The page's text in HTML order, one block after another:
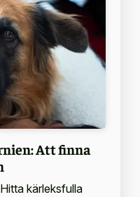
Att finna
kärleksfulla